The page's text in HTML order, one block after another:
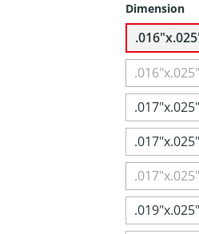
Dimension